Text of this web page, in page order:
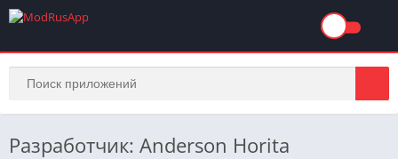
Разработчик: Anderson Horita